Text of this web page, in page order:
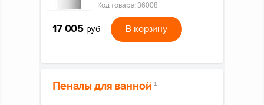
Код товара:36008
17 005 руб В корзину
Пеналы для ванной 1